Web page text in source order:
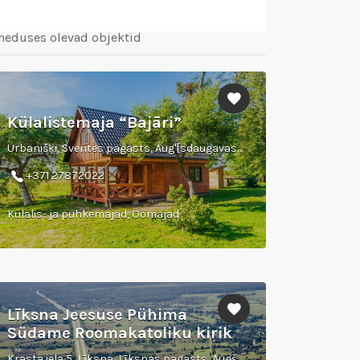
olevad objektid
Külalistemaja “Bajāri”
Urbanišķi, Sventes pagasts, Aug'[sdaugavas novads, Svente, LV-5473
+371 27872022
Külalis- ja puhkemajad, Öömajad
Līksna Jeesuse Pühima
Südame Roomakatoliku kirik